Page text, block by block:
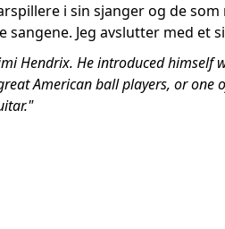
i sin sjanger og de
Jeg avslutter med et
Hendrix. He introduced
American ball players, or